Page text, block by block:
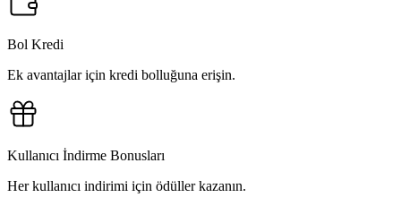
Bol Kredi
Ek avantajlar için kredi bolluğuna erişin.
Kullanıcı İndirme Bonusları
Her kullanıcı indirimi için ödüller kazanın.